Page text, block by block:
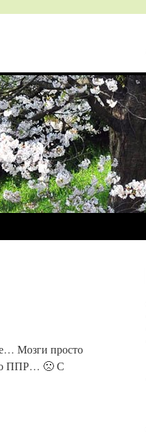
Мозги просто
ППР… 🙁 С